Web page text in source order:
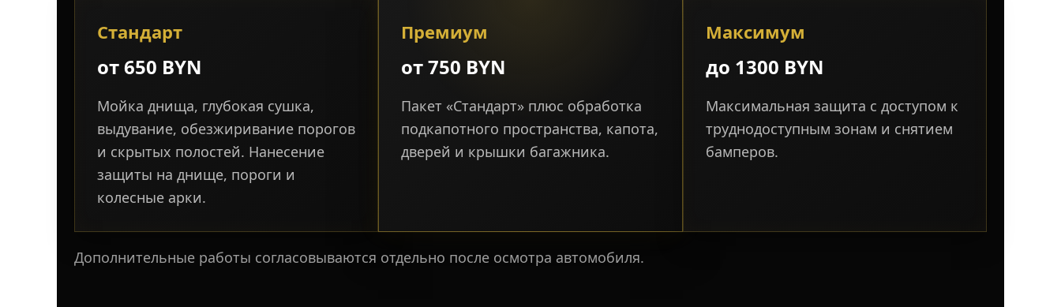
Стандарт
от 650 BYN
Мойка днища, глубокая сушка,
выдувание, обезжиривание порогов
и скрытых полостей. Нанесение
защиты на днище, пороги и
колесные арки.
Премиум
от 750 BYN
Пакет «Стандарт» плюс обработка
подкапотного пространства, капота,
дверей и крышки багажника.
Максимум
до 1300 BYN
Максимальная защита с доступом к
труднодоступным зонам и снятием
бамперов.
Дополнительные работы согласовываются отдельно после осмотра автомобиля.